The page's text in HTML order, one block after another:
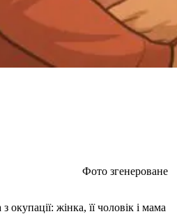
Фото згенероване
окупації: жінка, її чоловік і мама